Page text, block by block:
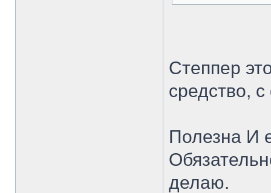
Степпер
средство,
Полезна И
делаю.